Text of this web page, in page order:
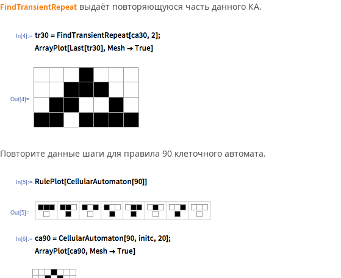
FindTransientRepeat выдаёт повторяющуюся часть данного КА.
In[4]:=
Out[4]=
Повторите данные шаги для правила 90 клеточного автомата.
In[5]:=
Out[5]=
In[6]:=